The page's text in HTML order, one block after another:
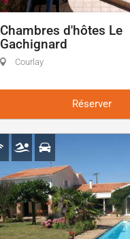
Chambres d'hôtes Le
Gachignard
Courlay
Réserver